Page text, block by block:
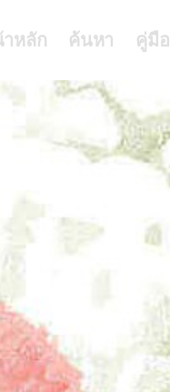
หลัก ค้นหา คู่มือ